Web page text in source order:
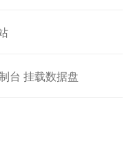
台 挂载数据盘